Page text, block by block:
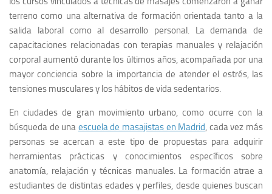
terreno como una alternativa de formación orientada tanto a la
salida laboral como al desarrollo personal. La demanda de
capacitaciones relacionadas con terapias manuales y relajación
corporal aumentó durante los últimos años, acompañada por una
mayor conciencia sobre la importancia de atender el estrés, las
tensiones musculares y los hábitos de vida sedentarios.
En ciudades de gran movimiento urbano, como ocurre con la
búsqueda de una escuela de masajistas en Madrid, cada vez más
personas se acercan a este tipo de propuestas para adquirir
herramientas prácticas y conocimientos específicos sobre
anatomía, relajación y técnicas manuales. La formación atrae a
estudiantes de distintas edades y perfiles, desde quienes buscan